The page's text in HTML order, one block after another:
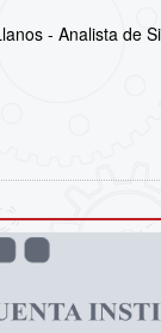
- Analista de